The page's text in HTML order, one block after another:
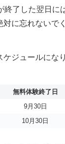
終了した翌日に
に忘れないで
ジュールにな
無料体験終了日
9月30日
10月30日